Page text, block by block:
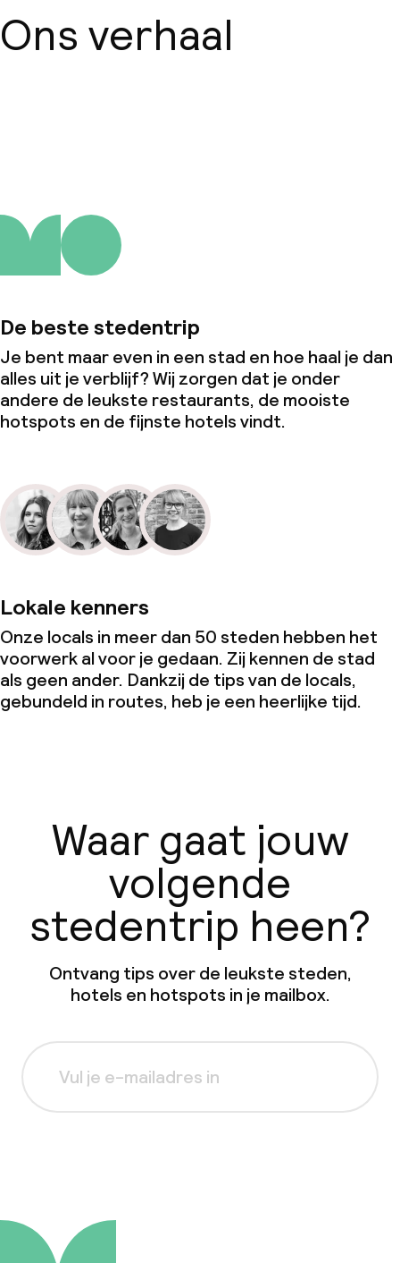
Ons verhaal
De beste stedentrip
Je bent maar even in een stad en hoe haal je dan
alles uit je verblijf? Wij zorgen dat je onder
andere de leukste restaurants, de mooiste
hotspots en de fijnste hotels vindt.
Lokale kenners
Onze locals in meer dan 50 steden hebben het
voorwerk al voor je gedaan. Zij kennen de stad
als geen ander. Dankzij de tips van de locals,
gebundeld in routes, heb je een heerlijke tijd.
Waar gaat jouw
volgende
stedentrip heen?
Ontvang tips over de leukste steden,
hotels en hotspots in je mailbox.